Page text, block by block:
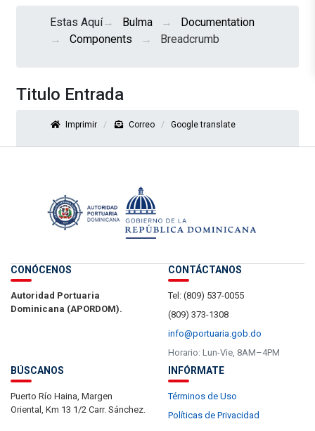
Estas Aquí Bulma
Documentation
Components
Breadcrumb
Titulo Entrada
Imprimir Correo Google translate
CONÓCENOS
Autoridad Portuaria
Dominicana (APORDOM).
CONTÁCTANOS
Tel: (809) 537-0055
(809) 373-1308
info@portuaria.gob.do
Horario: Lun-Vie, 8AM–4PM
BÚSCANOS
Puerto Río Haina, Margen
Oriental, Km 13 1/2 Carr. Sánchez.
INFÓRMATE
Términos de Uso
Políticas de Privacidad